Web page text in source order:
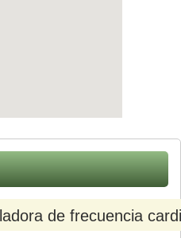
de frecuencia